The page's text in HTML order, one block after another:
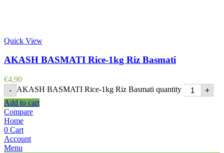
Quick View
AKASH BASMATI Rice-1kg Riz Basmati
€4,90
-
AKASH BASMATI Rice-1kg Riz Basmati quantity
+
Add to cart
Compare
Home
0 Cart
Account
Menu